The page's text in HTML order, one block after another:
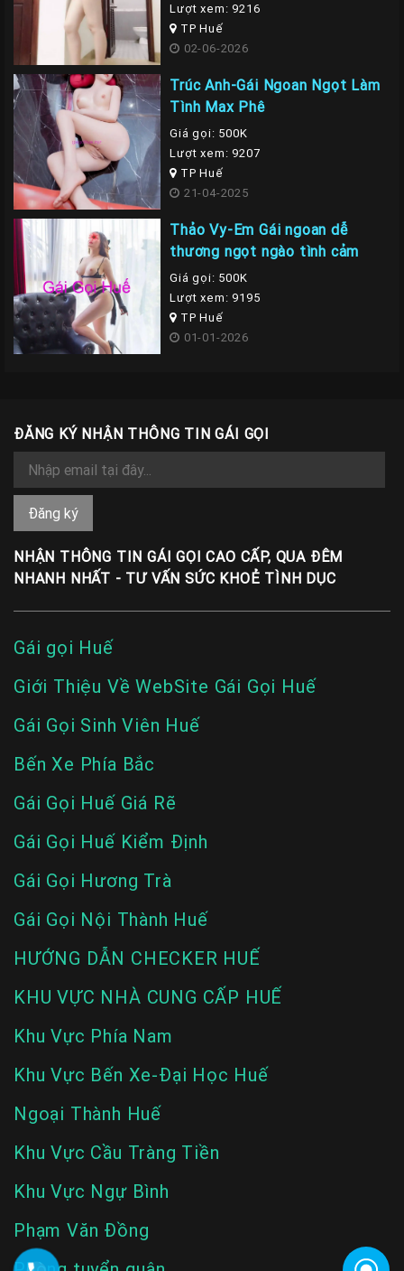
Lượt xem: 9216
TP Huế
02-06-2026
Trúc Anh-Gái Ngoan Ngọt Làm
Tình Max Phê
Giá gọi: 500K
Lượt xem: 9207
TP Huế
21-04-2025
Thảo Vy-Em Gái ngoan dễ
thương ngọt ngào tình cảm
Giá gọi: 500K
Lượt xem: 9195
TP Huế
01-01-2026
ĐĂNG KÝ NHẬN THÔNG TIN GÁI GỌI
NHẬN THÔNG TIN GÁI GỌI CAO CẤP, QUA ĐÊM
NHANH NHẤT - TƯ VẤN SỨC KHOẺ TÌNH DỤC
Gái gọi Huế
Giới Thiệu Về WebSite Gái Gọi Huế
Gái Gọi Sinh Viên Huế
Bến Xe Phía Bắc
Gái Gọi Huế Giá Rẽ
Gái Gọi Huế Kiểm Định
Gái Gọi Hương Trà
Gái Gọi Nội Thành Huế
HƯỚNG DẪN CHECKER HUẾ
KHU VỰC NHÀ CUNG CẤP HUẾ
Khu Vực Phía Nam
Khu Vực Bến Xe-Đại Học Huế
Ngoại Thành Huế
Khu Vực Cầu Tràng Tiền
Khu Vực Ngự Bình
Phạm Văn Đồng